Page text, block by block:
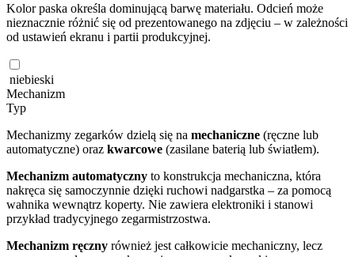
Kolor paska określa dominującą barwę materiału. Odcień może
nieznacznie różnić się od prezentowanego na zdjęciu – w zależności
od ustawień ekranu i partii produkcyjnej.
niebieski
Mechanizm
Typ
Mechanizmy zegarków dzielą się na mechaniczne (ręczne lub
automatyczne) oraz kwarcowe (zasilane baterią lub światłem).
Mechanizm automatyczny to konstrukcja mechaniczna, która
nakręca się samoczynnie dzięki ruchowi nadgarstka – za pomocą
wahnika wewnątrz koperty. Nie zawiera elektroniki i stanowi
przykład tradycyjnego zegarmistrzostwa.
Mechanizm ręczny również jest całkowicie mechaniczny, lecz